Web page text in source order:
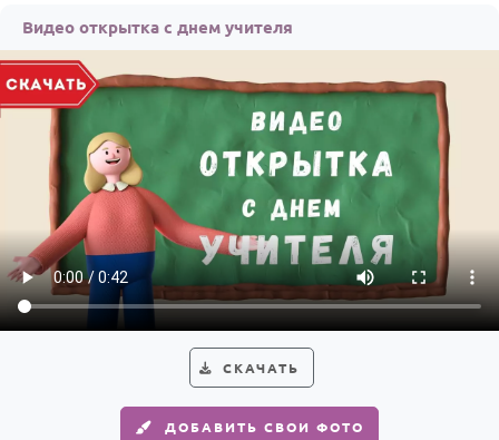
По годам
Видео открытка с днем учителя
СКАЧАТЬ
ДОБАВИТЬ СВОИ ФОТО